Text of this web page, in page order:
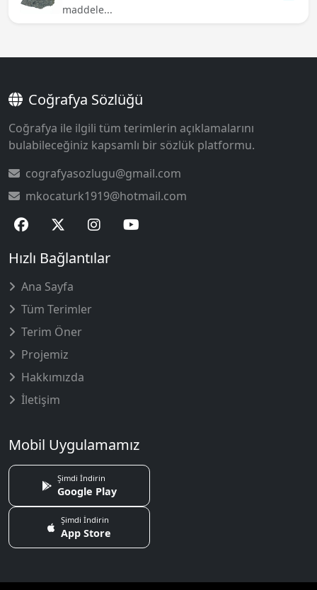
maddele...
Coğrafya Sözlüğü
Coğrafya ile ilgili tüm terimlerin açıklamalarını
bulabileceğiniz kapsamlı bir sözlük platformu.
cografyasozlugu@gmail.com
mkocaturk1919@hotmail.com
Hızlı Bağlantılar
Ana Sayfa
Tüm Terimler
Terim Öner
Projemiz
Hakkımızda
İletişim
Mobil Uygulamamız
Şimdi İndirin
Google Play
Şimdi İndirin
App Store